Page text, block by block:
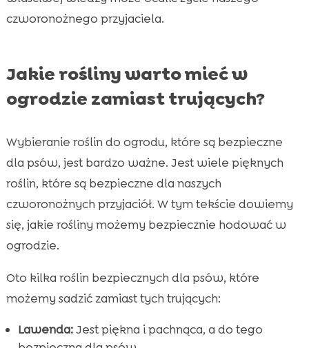
czworonożnego przyjaciela.
Jakie rośliny warto mieć w
ogrodzie zamiast trujących?
Wybieranie roślin do ogrodu, które są bezpieczne
dla psów, jest bardzo ważne. Jest wiele pięknych
roślin, które są bezpieczne dla naszych
czworonożnych przyjaciół. W tym tekście dowiemy
się, jakie rośliny możemy bezpiecznie hodować w
ogrodzie.
Oto kilka roślin bezpiecznych dla psów, które
możemy sadzić zamiast tych trujących:
Lawenda:Jest piękna i pachnąca, a do tego